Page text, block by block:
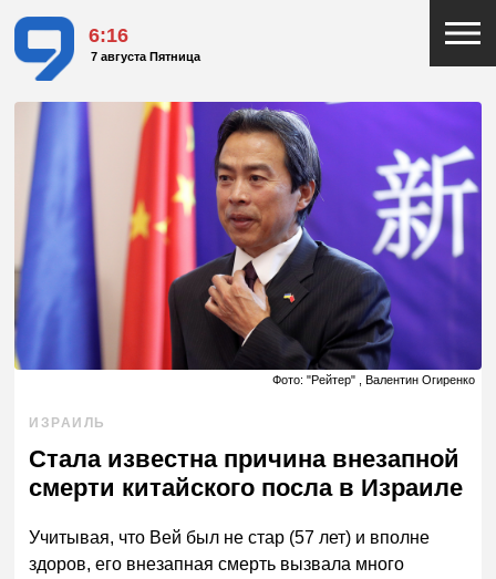
6:16
7 августа Пятница
Фото: "Рейтер" , Валентин Огиренко
ИЗРАИЛЬ
Стала известна причина внезапной
смерти китайского посла в Израиле
Учитывая, что Вей был не стар (57 лет) и вполне
здоров, его внезапная смерть вызвала много